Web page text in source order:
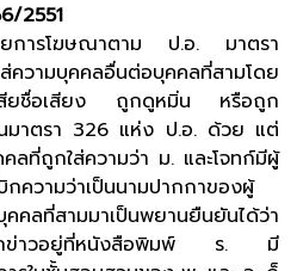
2551
ดยการโฆษณาตาม ป.อ. มาตรา
วามบุคคลอื่นต่อบุคคลที่สามโดย
นเสียชื่อเสียง ถูกดูหมิ่น หรือถูก
มาตรา 326 แห่ง ป.อ. ด้วย แต่
ลที่ถูกใส่ความว่า ม. และโจทก์มีผู้
กความว่าเป็นนามปากกาของผู้
คคลที่สามมาเป็นพยานยืนยันได้ว่า
นักข่าวอยู่ที่หนังสือพิมพ์ ร. มี